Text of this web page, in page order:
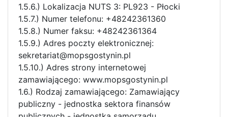
1.5.6.) Lokalizacja NUTS 3: PL923 - Płocki
1.5.7.) Numer telefonu: +48242361360
1.5.8.) Numer faksu: +48242361364
1.5.9.) Adres poczty elektronicznej:
sekretariat@mopsgostynin.pl
1.5.10.) Adres strony internetowej
zamawiającego: www.mopsgostynin.pl
1.6.) Rodzaj zamawiającego: Zamawiający
publiczny - jednostka sektora finansów